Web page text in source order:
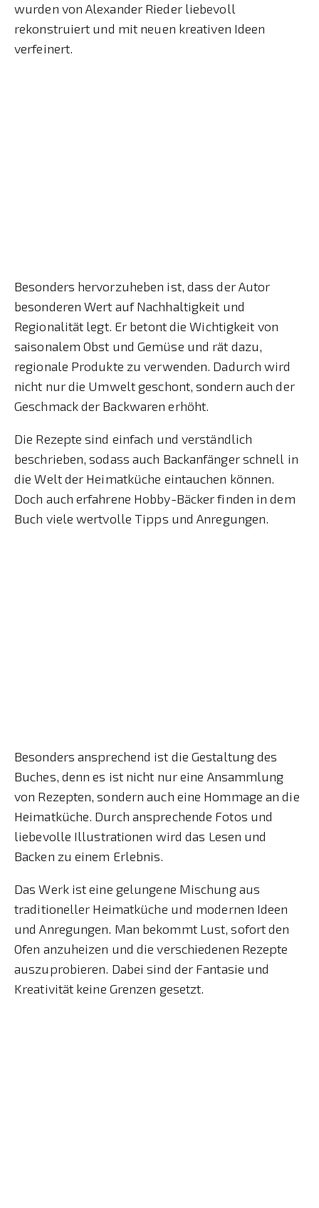
wurden von Alexander Rieder liebevoll
rekonstruiert und mit neuen kreativen Ideen
verfeinert.
Besonders hervorzuheben ist, dass der Autor
besonderen Wert auf Nachhaltigkeit und
Regionalität legt. Er betont die Wichtigkeit von
saisonalem Obst und Gemüse und rät dazu,
regionale Produkte zu verwenden. Dadurch wird
nicht nur die Umwelt geschont, sondern auch der
Geschmack der Backwaren erhöht.
Die Rezepte sind einfach und verständlich
beschrieben, sodass auch Backanfänger schnell in
die Welt der Heimatküche eintauchen können.
Doch auch erfahrene Hobby-Bäcker finden in dem
Buch viele wertvolle Tipps und Anregungen.
Besonders ansprechend ist die Gestaltung des
Buches, denn es ist nicht nur eine Ansammlung
von Rezepten, sondern auch eine Hommage an die
Heimatküche. Durch ansprechende Fotos und
liebevolle Illustrationen wird das Lesen und
Backen zu einem Erlebnis.
Das Werk ist eine gelungene Mischung aus
traditioneller Heimatküche und modernen Ideen
und Anregungen. Man bekommt Lust, sofort den
Ofen anzuheizen und die verschiedenen Rezepte
auszuprobieren. Dabei sind der Fantasie und
Kreativität keine Grenzen gesetzt.